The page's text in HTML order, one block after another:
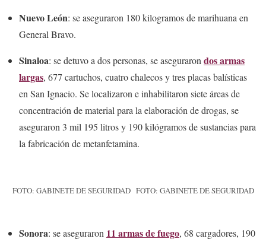
Nuevo León: se aseguraron 180 kilogramos de marihuana en
General Bravo.
Sinaloa: se detuvo a dos personas, se asegurarondos armas
largas, 677 cartuchos, cuatro chalecos y tres placas balísticas
en San Ignacio. Se localizaron e inhabilitaron siete áreas de
concentración de material para la elaboración de drogas, se
aseguraron 3 mil 195 litros y 190 kilógramos de sustancias para
la fabricación de metanfetamina.
FOTO: GABINETE DE SEGURIDAD FOTO: GABINETE DE SEGURIDAD
Sonora: se aseguraron 11 armas de fuego, 68 cargadores, 190